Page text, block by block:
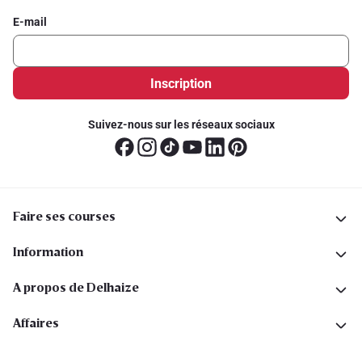
E-mail
Inscription
Suivez-nous sur les réseaux sociaux
Faire ses courses
Information
A propos de Delhaize
Affaires